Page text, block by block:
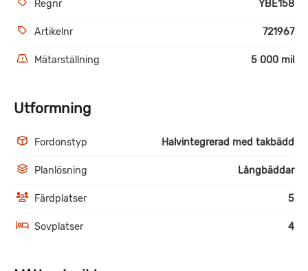
Regnr YBE158
Artikelnr 721967
Mätarställning 5 000 mil
Utformning
Fordonstyp Halvintegrerad med takbädd
Planlösning Långbäddar
Färdplatser 5
Sovplatser 4